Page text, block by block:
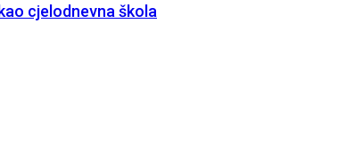
cjelodnevna škola